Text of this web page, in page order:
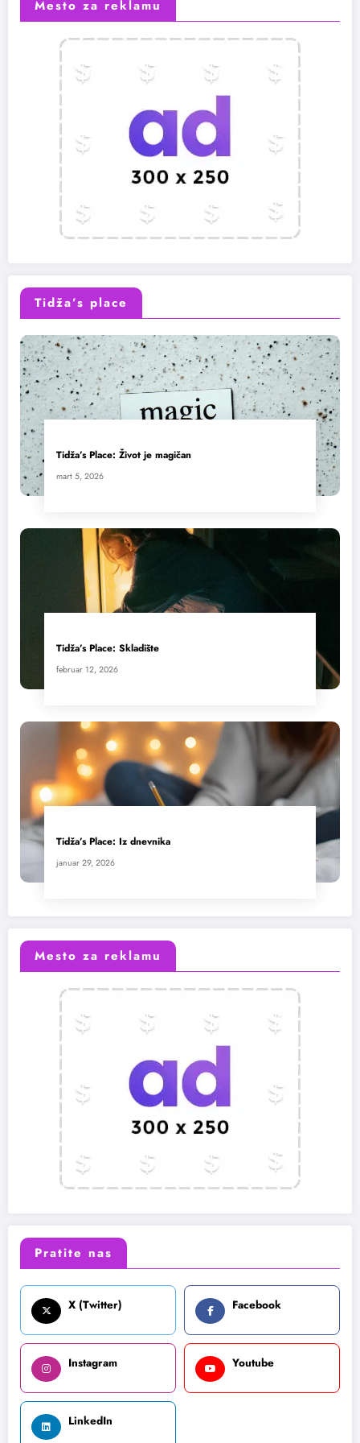
Mesto za reklamu
Tidža’s place
Tidža’s Place: Život je magičan
mart 5, 2026
Tidža’s Place: Skladište
februar 12, 2026
Tidža’s Place: Iz dnevnika
januar 29, 2026
Mesto za reklamu
Pratite nas
X (Twitter) Facebook
Instagram Youtube
LinkedIn